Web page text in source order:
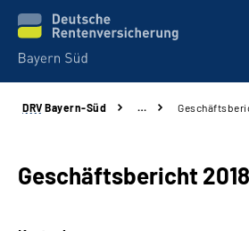
Beratung und Kontakt
Karriere
DRV Bayern-Süd …
Geschäftsbericht 2018